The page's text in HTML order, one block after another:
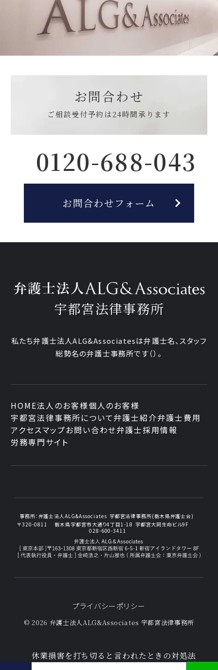
休業損害を打ち切ると言われたときの対処法
お問合わせ
ご相談受付予約は24時間承ります
0120-688-043
お問合わせフォーム
宇都宮法律事務所
私たち弁護士法人ALG&Associatesは弁護士名、スタッフ
総勢名の弁護士事務所です（）。
HOME法人のお客様個人のお客様
宇都宮法律事務所について弁護士紹介弁護士費用
アクセスマップお問い合わせ弁護士採用情報
労務専門サイト
事務所： 弁護士法人ALG&Associates 宇都宮法律事務所(栃木県弁護士会)
〒320-0811
栃木県宇都宮市大通り4丁目1-18 宇都宮大同生命ビル9F
028-600-3411
プライバシーポリシー
© 2026 弁護士法人ALG&Associates 宇都宮法律事務所